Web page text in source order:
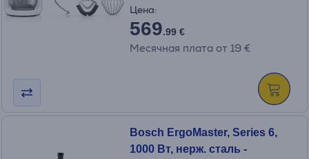
Цена:
569.99 €
Месячная плата от 19 €
Bosch ErgoMaster, Series 6,
1000 Вт, нерж. сталь -